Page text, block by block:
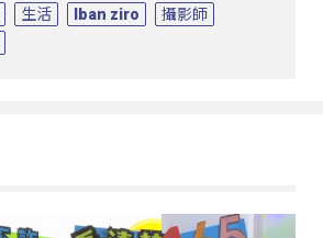
生活 Iban ziro
攝影師